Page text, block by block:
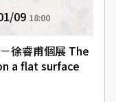
09 18:00
徐睿甫個展 The
a flat surface